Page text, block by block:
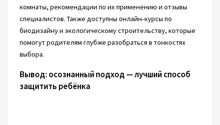
комнаты, рекомендации по их применению и отзывы
специалистов. Также доступны онлайн-курсы по
биодизайну и экологическому строительству, которые
помогут родителям глубже разобраться в тонкостях
выбора.
Вывод: осознанный подход — лучший способ
защитить ребёнка